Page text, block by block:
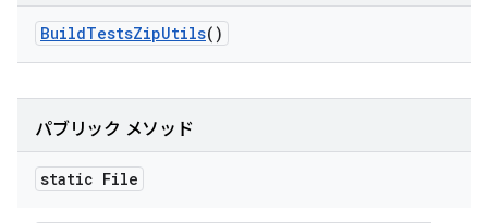
BuildTestsZipUtils()
パブリック メソッド
static File